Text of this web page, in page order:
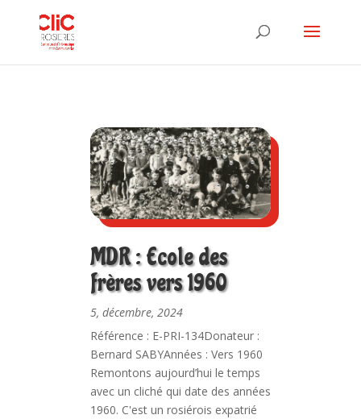
MDR : Ecole des
frères vers 1960
5, décembre, 2024
Référence : E-PRI-134Donateur :
Bernard SABYAnnées : Vers 1960
Remontons aujourd’hui le temps
avec un cliché qui date des années
1960. C'est un rosiérois expatrié